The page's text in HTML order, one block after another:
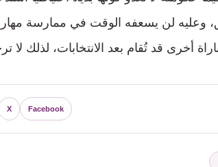
وعليه لن يسعفه الوقت في ممارسة
أخرى قد تُقام بعد الانتخابات، لذلك لا
Facebook
X